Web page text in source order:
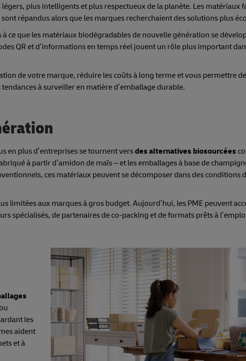
plus intelligents et plus respectueux de la planète. Les matériaux
répandus alors que les marques recherchaient des solutions plus
ce que les matériaux biodégradables de nouvelle génération se
QR et d’informations en temps réel jouent un rôle plus important
de votre marque, réduire les coûts à long terme et vous permettre
à surveiller en matière d’emballage durable.
en plus d’entreprises se tournent versdes alternatives biosourcées
à partir d’amidon de maïs – et les emballages à base de
ces matériaux peuvent se décomposer dans des conditions
limitées aux marques à gros budget. Aujourd’hui, les PME peuvent
spécialisés, de partenaires de co-packing et de formats prêts à
les
aident
et à